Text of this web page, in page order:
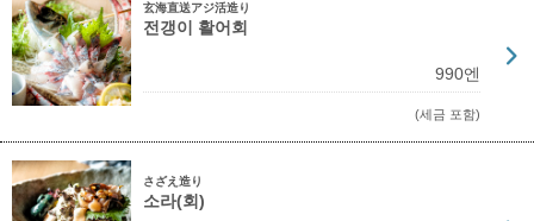
玄海直送アジ活造り
전갱이 활어회
990엔
(세금 포함)
さざえ造り
소라(회)